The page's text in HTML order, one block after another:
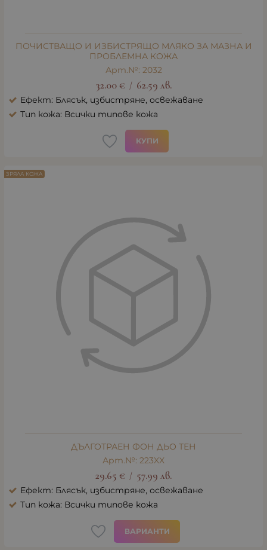
ПОЧИСТВАЩО И ИЗБИСТРЯЩО МЛЯКО ЗА МАЗНА И
ПРОБЛЕМНА КОЖА
Арт.№: 2032
32.00 € / 62.59 лв.
Ефект: Блясък, избистряне, освежаване
Тип кожа: Всички типове кожа
КУПИ
ДЪЛГОТРАЕН ФОН ДЬО ТЕН
Арт.№: 223XX
29.65 € / 57.99 лв.
Ефект: Блясък, избистряне, освежаване
Тип кожа: Всички типове кожа
ВАРИАНТИ
ЗРЯЛА КОЖА